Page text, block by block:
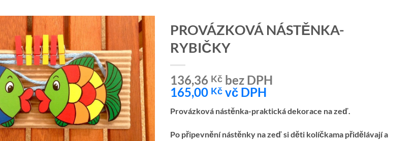
Přidat k
oblíbeným
PROVÁZKOVÁ NÁSTĚNKA-
RYBIČKY
136,36 Kčbez DPH
165,00 Kčvč DPH
Provázková nástěnka-praktická dekorace na zeď.
Po připevnění nástěnky na zeď si děti kolíčkama přidělávají a